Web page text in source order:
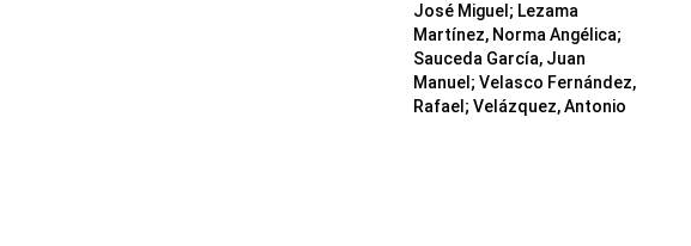
José Miguel; Lezama
Martínez, Norma Angélica;
Sauceda García, Juan
Manuel; Velasco Fernández,
Rafael; Velázquez, Antonio